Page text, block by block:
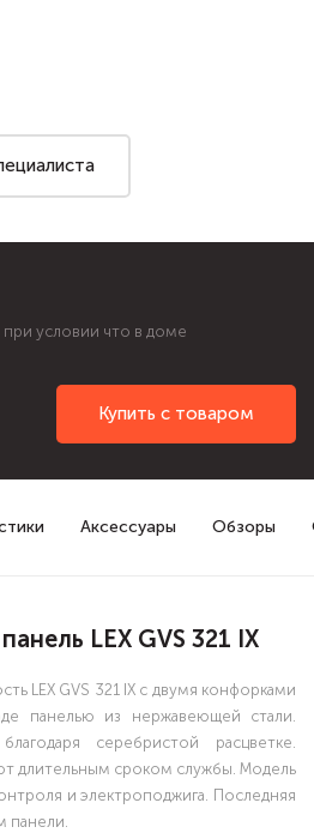
условии что в доме
Купить с товаром
Аксессуары Обзоры
LEX GVS 321 IX
LEX GVS 321 IX с двумя конфорками
панелью из нержавеющей стали.
серебристой расцветке.
длительным сроком службы. Модель
и электроподжига. Последняя
панели.